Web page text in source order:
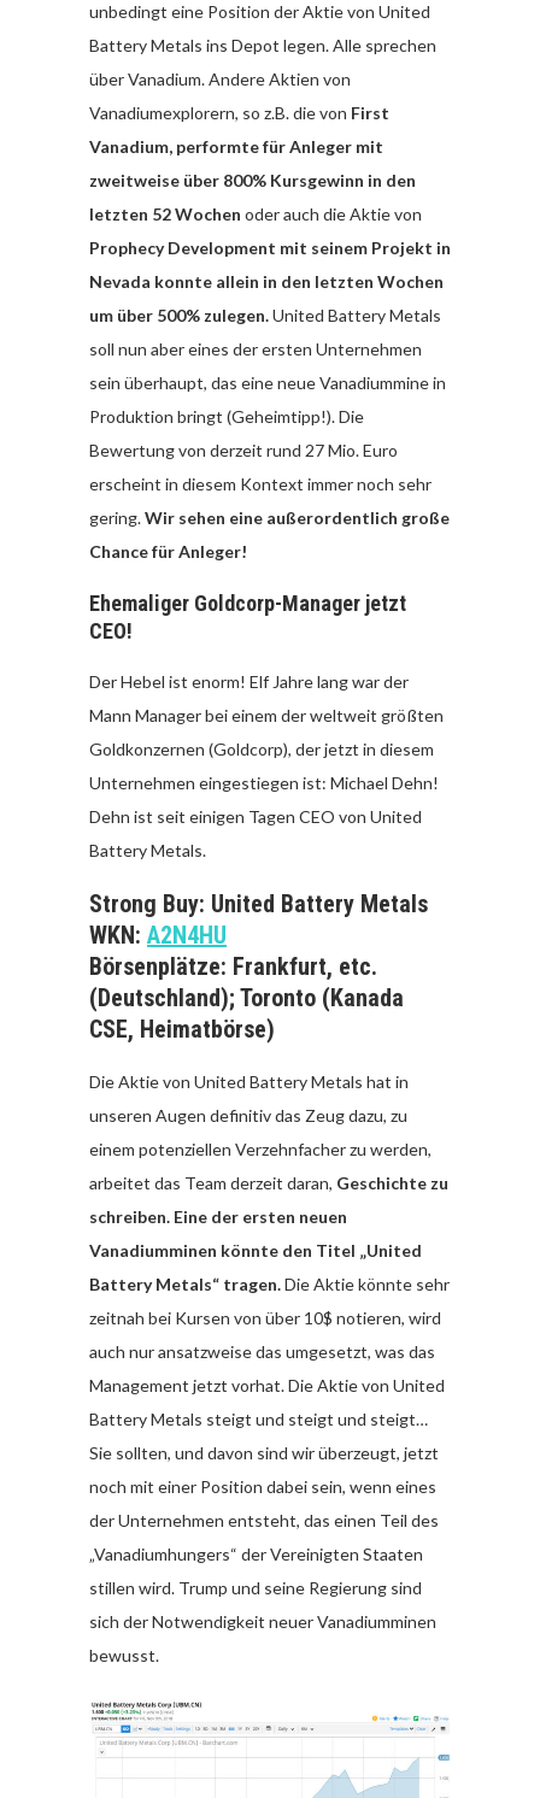
unbedingt eine Position der Aktie von United
Battery Metals ins Depot legen. Alle sprechen
über Vanadium. Andere Aktien von
Vanadiumexplorern, so z.B. die von First
Vanadium, performte für Anleger mit
zweitweise über 800% Kursgewinn in den
letzten 52 Wochen oder auch die Aktie von
Prophecy Development mit seinem Projekt in
Nevada konnte allein in den letzten Wochen
um über 500% zulegen.United Battery Metals
soll nun aber eines der ersten Unternehmen
sein überhaupt, das eine neue Vanadiummine in
Produktion bringt (Geheimtipp!). Die
Bewertung von derzeit rund 27 Mio. Euro
erscheint in diesem Kontext immer noch sehr
gering.Wir sehen eine außerordentlich große
Chance für Anleger!
Ehemaliger Goldcorp-Manager jetzt
CEO!
Der Hebel ist enorm! Elf Jahre lang war der
Mann Manager bei einem der weltweit größten
Goldkonzernen (Goldcorp), der jetzt in diesem
Unternehmen eingestiegen ist: Michael Dehn!
Dehn ist seit einigen Tagen CEO von United
Battery Metals.
Strong Buy: United Battery Metals
WKN: A2N4HU
Börsenplätze: Frankfurt, etc.
(Deutschland); Toronto (Kanada
CSE, Heimatbörse)
Die Aktie von United Battery Metals hat in
unseren Augen definitiv das Zeug dazu, zu
einem potenziellen Verzehnfacher zu werden,
arbeitet das Team derzeit daran, Geschichte zu
schreiben. Eine der ersten neuen
Vanadiumminen könnte den Titel „United
Battery Metals“ tragen.Die Aktie könnte sehr
zeitnah bei Kursen von über 10$ notieren, wird
auch nur ansatzweise das umgesetzt, was das
Management jetzt vorhat. Die Aktie von United
Battery Metals steigt und steigt und steigt…
Sie sollten, und davon sind wir überzeugt, jetzt
noch mit einer Position dabei sein, wenn eines
der Unternehmen entsteht, das einen Teil des
„Vanadiumhungers“ der Vereinigten Staaten
stillen wird. Trump und seine Regierung sind
sich der Notwendigkeit neuer Vanadiumminen
bewusst.